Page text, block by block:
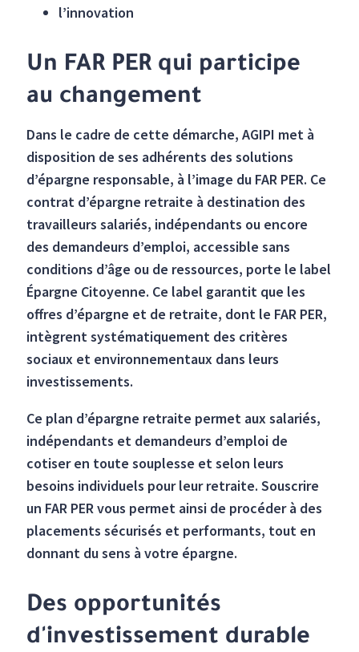
l’innovation
Un FAR PER qui participe
au changement
Dans le cadre de cette démarche, AGIPI met à
disposition de ses adhérents des solutions
d’épargne responsable, à l’image du FAR PER. Ce
contrat d’épargne retraite à destination des
travailleurs salariés, indépendants ou encore
des demandeurs d’emploi, accessible sans
conditions d’âge ou de ressources, porte le label
Épargne Citoyenne. Ce label garantit que les
offres d’épargne et de retraite, dont le FAR PER,
intègrent systématiquement des critères
sociaux et environnementaux dans leurs
investissements.
Ce plan d’épargne retraite permet aux salariés,
indépendants et demandeurs d’emploi de
cotiser en toute souplesse et selon leurs
besoins individuels pour leur retraite. Souscrire
un FAR PER vous permet ainsi de procéder à des
placements sécurisés et performants, tout en
donnant du sens à votre épargne.
Des opportunités
d'investissement durable